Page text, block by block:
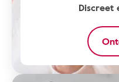
Discreet